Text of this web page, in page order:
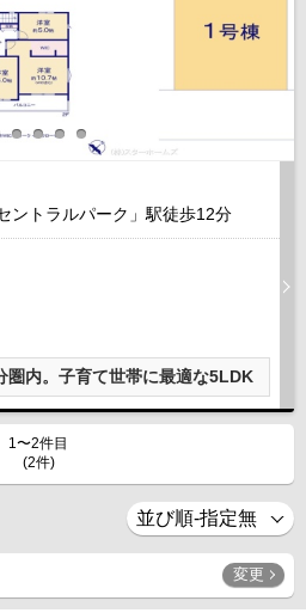
ントラルパーク」駅徒歩12分
圏内。子育て世帯に最適な5LDK
1〜2件目
(2件)
変更